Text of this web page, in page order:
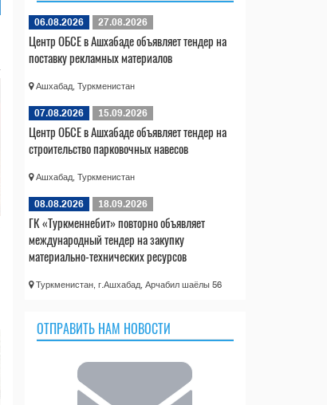
06.08.2026 27.08.2026
Центр ОБСЕ в Ашхабаде объявляет тендер на
поставку рекламных материалов
Ашхабад, Туркменистан
07.08.2026 15.09.2026
Центр ОБСЕ в Ашхабаде объявляет тендер на
строительство парковочных навесов
Ашхабад, Туркменистан
08.08.2026 18.09.2026
ГК «Туркменнебит» повторно объявляет
международный тендер на закупку
материально-технических ресурсов
Туркменистан, г.Ашхабад, Арчабил шаёлы 56
ОТПРАВИТЬ НАМ НОВОСТИ